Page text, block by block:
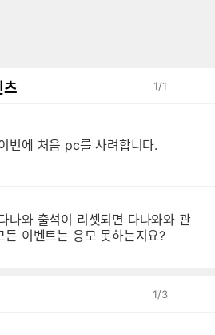
츠 1/1
번에 처음 pc를 사려합니다.
든 이벤트는 응모 못하는지요?
1/3